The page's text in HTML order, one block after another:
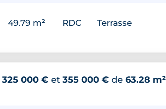
49.79 m² RDC Terrasse
325 000 € et 355 000 € de 63.28 m²